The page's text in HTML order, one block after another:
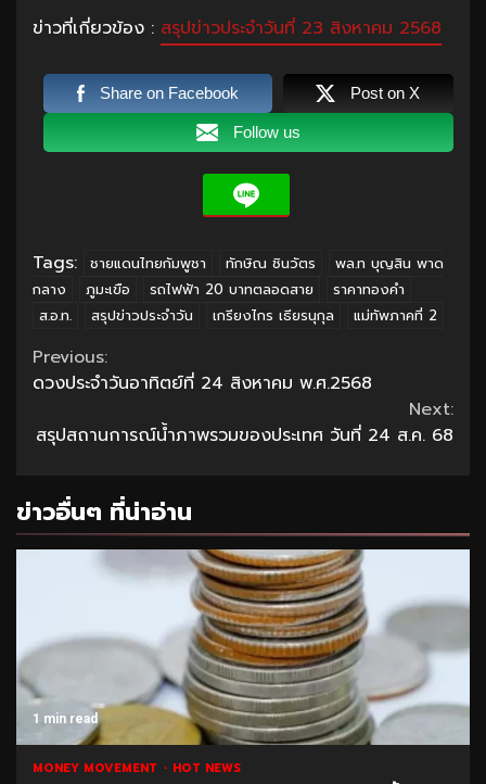
ข่าวที่เกี่ยวข้อง : สรุปข่าวประจำวันที่ 23 สิงหาคม 2568
Share on Facebook Post on X
Follow us
Tags: ชายแดนไทยกัมพูชา ทักษิณ ชินวัตร
พล.ท บุญสิน พาด
กลาง
ภูมะเขือ รถไฟฟ้า 20 บาทตลอดสาย
ราคาทองคำ
ส.อ.ท.
สรุปข่าวประจำวัน เกรียงไกร เธียรนุกุล แม่ทัพภาคที่ 2
Continue
Reading
Previous:
ดวงประจำวันอาทิตย์ที่ 24 สิงหาคม พ.ศ.2568
Next:
สรุปสถานการณ์น้ำภาพรวมของประเทศ วันที่ 24 ส.ค. 68
ข่าวอื่นๆ ที่น่าอ่าน
1 min read
MONEY MOVEMENT HOT NEWS